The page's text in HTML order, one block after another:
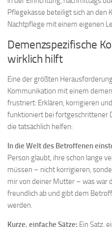
Pflegekasse beteiligt sich an den
Nachtpflege mit einem eigenen
Demenzspezifische
wirklich hilft
Eine der größten
Kommunikation mit einem
frustriert: Erklären, korrigieren
funktioniert bei fortgeschrittener
die tatsächlich helfen:
In die Welt des Betroffenen
Person glaubt, ihre schon lange
müssen – nicht korrigieren,
mir von deiner Mutter – was war
freundlich ab und gibt dem
werden.
Kurze, einfache Sätze: Ein Satz,